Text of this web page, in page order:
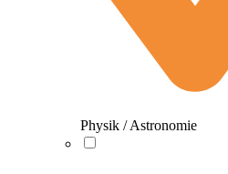
Physik / Astronomie